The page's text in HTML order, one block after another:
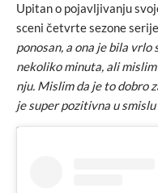
Upitan o pojavljivanju
sceni četvrte sezone
ponosan, a ona je bila
nekoliko minuta, ali
nju. Mislim da je to dobro
je super pozitivna u